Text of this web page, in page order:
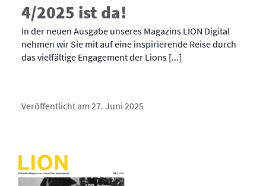
4/2025 ist da!
In der neuen Ausgabe unseres Magazins LION Digital
nehmen wir Sie mit auf eine inspirierende Reise durch
das vielfältige Engagement der Lions [...]
Veröffentlicht am 27. Juni 2025